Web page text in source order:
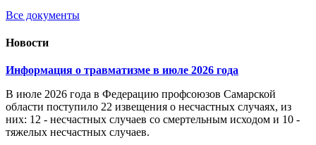
Все документы
Новости
Информация о травматизме в июле 2026 года
В июле 2026 года в Федерацию профсоюзов Самарской
области поступило 22 извещения о несчастных случаях, из
них: 12 - несчастных случаев со смертельным исходом и 10 -
тяжелых несчастных случаев.